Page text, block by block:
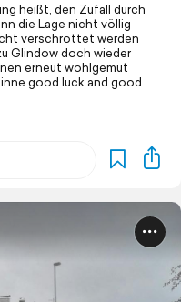
heißt, den Zufall durch
die Lage nicht völlig
verschrottet werden
Glindow doch wieder
erneut wohlgemut
good luck and good